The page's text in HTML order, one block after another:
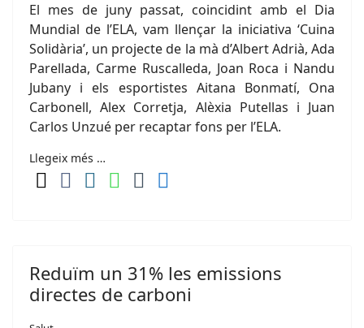
El mes de juny passat, coincidint amb el Dia
Mundial de l’ELA, vam llençar la iniciativa ‘Cuina
Solidària’, un projecte de la mà d’Albert Adrià, Ada
Parellada, Carme Ruscalleda, Joan Roca i Nandu
Jubany i els esportistes Aitana Bonmatí, Ona
Carbonell, Alex Corretja, Alèxia Putellas i Juan
Carlos Unzué per recaptar fons per l’ELA.
Llegeix més …
Reduïm un 31% les emissions
directes de carboni